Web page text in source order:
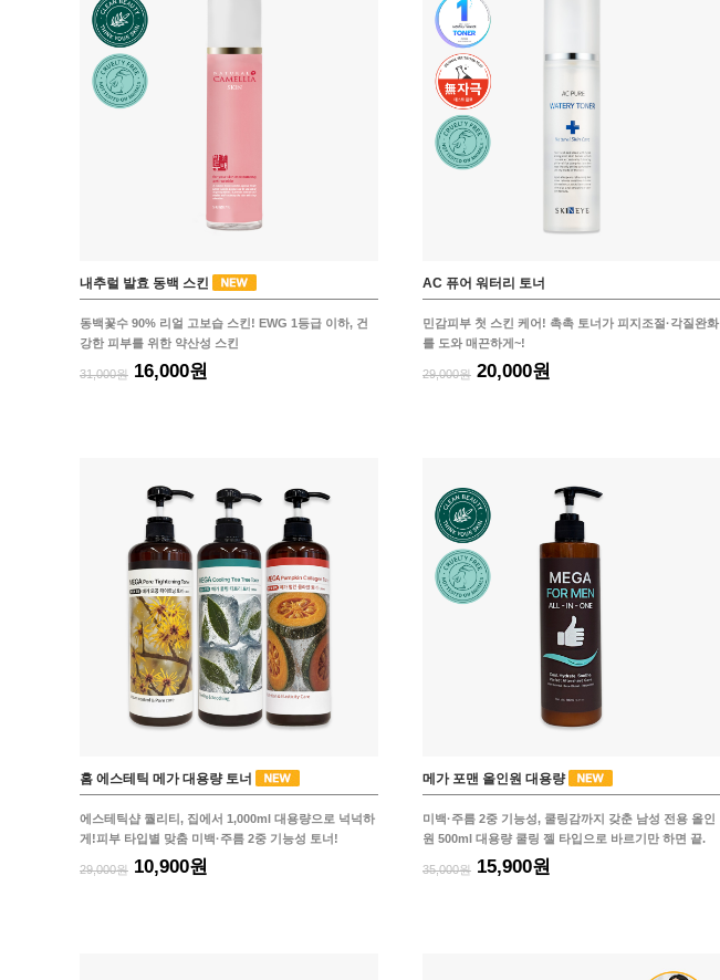
내추럴 발효 동백 스킨
동백꽃수 90% 리얼 고보습 스킨! EWG 1등급 이하, 건
강한 피부를 위한 약산성 스킨
31,000원 16,000원
AC 퓨어 워터리 토너
민감피부 첫 스킨 케어! 촉촉 토너가 피지조절·각질완화
를 도와 매끈하게~!
29,000원 20,000원
홈 에스테틱 메가 대용량 토너
에스테틱샵 퀄리티, 집에서 1,000ml 대용량으로 넉넉하
게!피부 타입별 맞춤 미백·주름 2중 기능성 토너!
29,000원 10,900원
메가 포맨 올인원 대용량
미백·주름 2중 기능성, 쿨링감까지 갖춘 남성 전용 올인
원 500ml 대용량 쿨링 젤 타입으로 바르기만 하면 끝.
35,000원 15,900원